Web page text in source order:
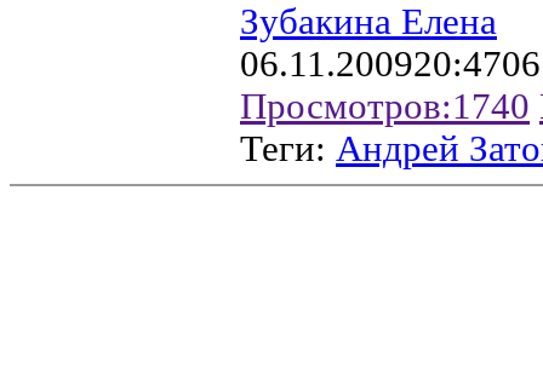
Зубакина Елена
06.11.200920:47
Просмотров:1740
Теги: Андрей